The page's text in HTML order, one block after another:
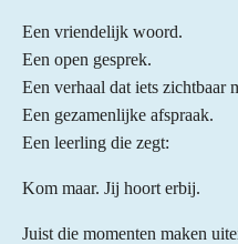
Een vriendelijk woord.
Een open gesprek.
Een verhaal dat iets zichtbaar
Een gezamenlijke afspraak.
Een leerling die zegt:
Kom maar. Jij hoort erbij.
Juist die momenten maken